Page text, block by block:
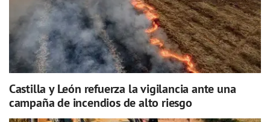
Castilla y León refuerza la vigilancia ante una
campaña de incendios de alto riesgo